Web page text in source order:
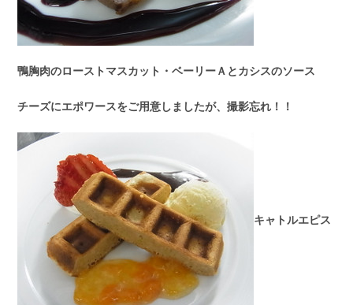
鴨胸肉のローストマスカット・ベーリーＡとカシスのソース
チーズにエポワースをご用意しましたが、撮影忘れ！！
キャトルエピス